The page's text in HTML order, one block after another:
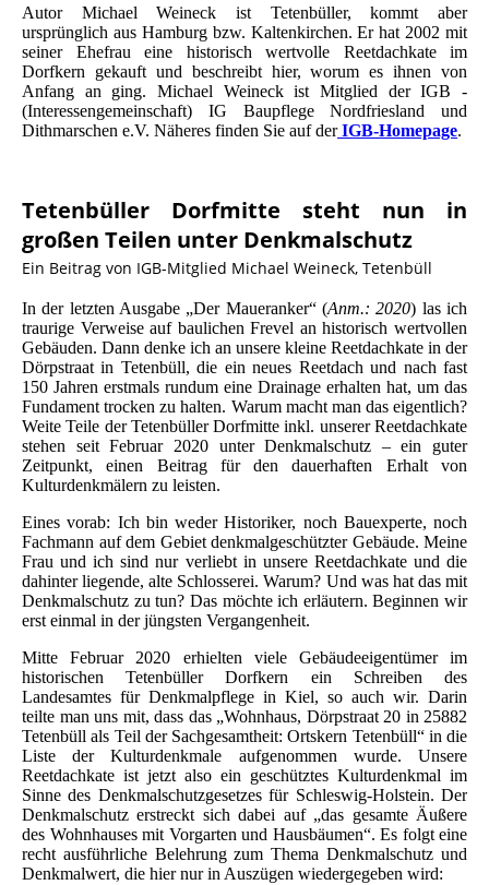
Autor Michael Weineck ist Tetenbüller, kommt aber
ursprünglich aus Hamburg bzw. Kaltenkirchen. Er hat 2002 mit
seiner Ehefrau eine historisch wertvolle Reetdachkate im
Dorfkern gekauft und beschreibt hier, worum es ihnen von
Anfang an ging. Michael Weineck ist Mitglied der IGB -
(Interessengemeinschaft) IG Baupflege Nordfriesland und
Dithmarschen e.V. Näheres finden Sie auf derIGB-Homepage.
Tetenbüller Dorfmitte steht nun in
großen Teilen unter Denkmalschutz
Ein Beitrag von IGB-Mitglied Michael Weineck, Tetenbüll
In der letzten Ausgabe „Der Maueranker“ (Anm.: 2020) las ich
traurige Verweise auf baulichen Frevel an historisch wertvollen
Gebäuden. Dann denke ich an unsere kleine Reetdachkate in der
Dörpstraat in Tetenbüll, die ein neues Reetdach und nach fast
150 Jahren erstmals rundum eine Drainage erhalten hat, um das
Fundament trocken zu halten. Warum macht man das eigentlich?
Weite Teile der Tetenbüller Dorfmitte inkl. unserer Reetdachkate
stehen seit Februar 2020 unter Denkmalschutz – ein guter
Zeitpunkt, einen Beitrag für den dauerhaften Erhalt von
Kulturdenkmälern zu leisten.
Eines vorab: Ich bin weder Historiker, noch Bauexperte, noch
Fachmann auf dem Gebiet denkmalgeschützter Gebäude. Meine
Frau und ich sind nur verliebt in unsere Reetdachkate und die
dahinter liegende, alte Schlosserei. Warum? Und was hat das mit
Denkmalschutz zu tun? Das möchte ich erläutern. Beginnen wir
erst einmal in der jüngsten Vergangenheit.
Mitte Februar 2020 erhielten viele Gebäudeeigentümer im
historischen Tetenbüller Dorfkern ein Schreiben des
Landesamtes für Denkmalpflege in Kiel, so auch wir. Darin
teilte man uns mit, dass das „Wohnhaus, Dörpstraat 20 in 25882
Tetenbüll als Teil der Sachgesamtheit: Ortskern Tetenbüll“ in die
Liste der Kulturdenkmale aufgenommen wurde. Unsere
Reetdachkate ist jetzt also ein geschütztes Kulturdenkmal im
Sinne des Denkmalschutzgesetzes für Schleswig-Holstein. Der
Denkmalschutz erstreckt sich dabei auf „das gesamte Äußere
des Wohnhauses mit Vorgarten und Hausbäumen“. Es folgt eine
recht ausführliche Belehrung zum Thema Denkmalschutz und
Denkmalwert, die hier nur in Auszügen wiedergegeben wird: